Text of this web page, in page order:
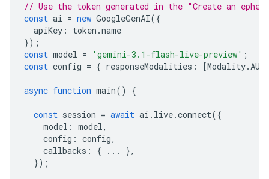
// Use the token generated in the "Create an
const ai = new GoogleGenAI({
apiKey : token .name
});
const model = 'gemini-3.1-flash-live-preview' ;
const config = { responseModalities : [Modality.
async function main() {
const session = await ai . live.connect({
model : model,
config : config,
callbacks : { ...
},
});